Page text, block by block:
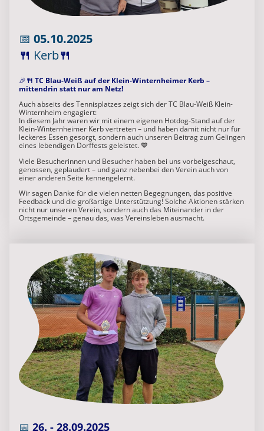
📅 05.10.2025
🍴 Kerb🍴
🎉🍴 TC Blau-Weiß auf der Klein-Winternheimer Kerb –
mittendrin statt nur am Netz!
Auch abseits des Tennisplatzes zeigt sich der TC Blau-Weiß Klein-
Winternheim engagiert:
In diesem Jahr waren wir mit einem eigenen Hotdog-Stand auf der
Klein-Winternheimer Kerb vertreten – und haben damit nicht nur für
leckeres Essen gesorgt, sondern auch unseren Beitrag zum Gelingen
eines lebendigen Dorffests geleistet. 💙
Viele Besucherinnen und Besucher haben bei uns vorbeigeschaut,
genossen, geplaudert – und ganz nebenbei den Verein auch von
einer anderen Seite kennengelernt.
Wir sagen Danke für die vielen netten Begegnungen, das positive
Feedback und die großartige Unterstützung! Solche Aktionen stärken
nicht nur unseren Verein, sondern auch das Miteinander in der
Ortsgemeinde – genau das, was Vereinsleben ausmacht.
📅 26. - 28.09.2025